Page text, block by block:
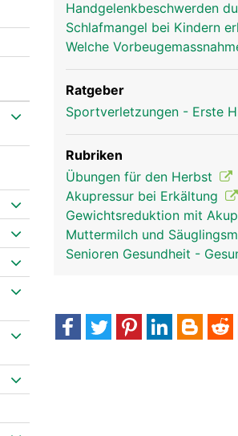
Handgelenkbeschwerden
Schlafmangel bei Kindern
Welche
Ratgeber
Sportverletzungen - Erste
Rubriken
Übungen für den Herbst
Akupressur bei Erkältung
Gewichtsreduktion mit
Muttermilch und
Senioren Gesundheit -